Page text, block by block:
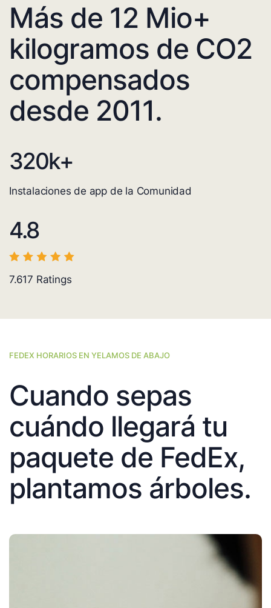
Más de 12 Mio+
kilogramos de CO2
compensados
desde 2011.
320k+
Instalaciones de app de la Comunidad
4.8
7.617 Ratings
FEDEX HORARIOS EN YELAMOS DE ABAJO
Cuando sepas
cuándo llegará tu
paquete de FedEx,
plantamos árboles.